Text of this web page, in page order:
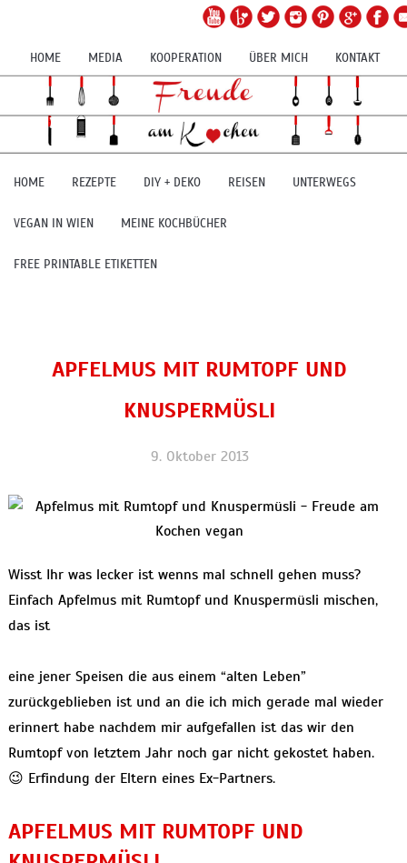
HOME MEDIA KOOPERATION ÜBER MICH KONTAKT
HOME REZEPTE DIY + DEKO REISEN UNTERWEGS
VEGAN IN WIEN MEINE KOCHBÜCHER
FREE PRINTABLE ETIKETTEN
APFELMUS MIT RUMTOPF UND
KNUSPERMÜSLI
9. Oktober 2013
Wisst Ihr was lecker ist wenns mal schnell gehen muss?
Einfach Apfelmus mit Rumtopf und Knuspermüsli mischen,
das ist
eine jener Speisen die aus einem “alten Leben”
zurückgeblieben ist und an die ich mich gerade mal wieder
erinnert habe nachdem mir aufgefallen ist das wir den
Rumtopf von letztem Jahr noch gar nicht gekostet haben.
😉 Erfindung der Eltern eines Ex-Partners.
APFELMUS MIT RUMTOPF UND